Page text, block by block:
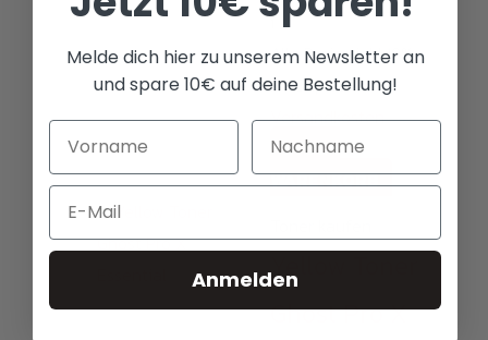
i
Alle Preise inkl.19%
MwSt.plus
Versandkosten
IN DEN
WARENKORB
Yellow Toner
Ghost Pro X
Melde dich hier zu unserem Newsletter an
und spare 10€ auf deine Bestellung!
Email
Anmelden